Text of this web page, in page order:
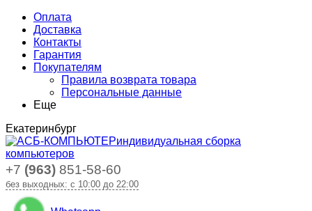
Оплата
Доставка
Контакты
Гарантия
Покупателям
Правила возврата товара
Персональные данные
Еще
Екатеринбург
индивидуальная сборка
компьютеров
+7 (963) 851-58-60
без выходных: с 10:00 до 22:00